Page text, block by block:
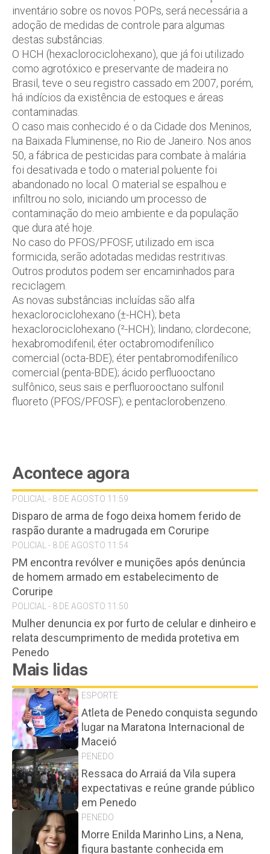
inventário sobre os novos POPs, será necessária a
adoção de medidas de controle para algumas
destas substâncias.
O HCH (hexaclorociclohexano), que já foi utilizado
como agrotóxico e preservante de madeira no
Brasil, teve o seu registro cassado em 2007, porém,
há indícios da existência de estoques e áreas
contaminadas.
O caso mais conhecido é o da Cidade dos Meninos,
na Baixada Fluminense, no Rio de Janeiro. Nos anos
50, a fábrica de pesticidas para combate à malária
foi desativada e todo o material poluente foi
abandonado no local. O material se espalhou e
infiltrou no solo, iniciando um processo de
contaminação do meio ambiente e da população
que dura até hoje.
No caso do PFOS/PFOSF, utilizado em isca
formicida, serão adotadas medidas restritivas.
Outros produtos podem ser encaminhados para
reciclagem.
As novas substâncias incluídas são alfa
hexaclorociclohexano (±-HCH); beta
hexaclorociclohexano (²-HCH); lindano; clordecone;
hexabromodifenil; éter octabromodifenílico
comercial (octa-BDE); éter pentabromodifenílico
comercial (penta-BDE); ácido perfluooctano
sulfônico, seus sais e perfluorooctano sulfonil
fluoreto (PFOS/PFOSF); e pentaclorobenzeno.
Acontece agora
POLICIAL - 8 DE AGOSTO 11:59
Disparo de arma de fogo deixa homem ferido de
raspão durante a madrugada em Coruripe
POLICIAL - 8 DE AGOSTO 11:54
PM encontra revólver e munições após denúncia
de homem armado em estabelecimento de
Coruripe
POLICIAL - 8 DE AGOSTO 11:50
Mulher denuncia ex por furto de celular e dinheiro e
relata descumprimento de medida protetiva em
Penedo
Mais lidas
ESPORTE
Atleta de Penedo conquista segundo
lugar na Maratona Internacional de
Maceió
PENEDO
Ressaca do Arraiá da Vila supera
expectativas e reúne grande público
em Penedo
PENEDO
Morre Enilda Marinho Lins, a Nena,
figura bastante conhecida em